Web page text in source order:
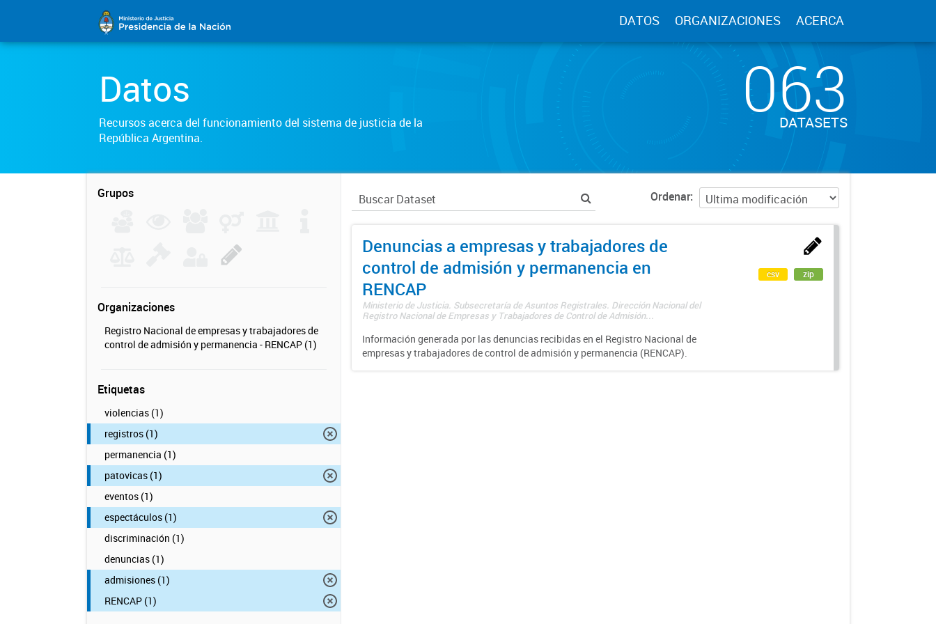
DATOS ORGANIZACIONES ACERCA
Datos
Recursos acerca del funcionamiento del sistema de justicia de la
República Argentina.
063
DATASETS
Grupos
Organizaciones
Registro Nacional de empresas y trabajadores de
control de admisión y permanencia - RENCAP (1)
Etiquetas
violencias (1)
registros (1)
permanencia (1)
patovicas (1)
eventos (1)
espectáculos (1)
discriminación (1)
denuncias (1)
admisiones (1)
RENCAP (1)
Ordenar
Denuncias a empresas y trabajadores de
control de admisión y permanencia en
RENCAP
Ministerio de Justicia. Subsecretaría de Asuntos Registrales. Dirección Nacional del
Registro Nacional de Empresas y Trabajadores de Control de Admisión...
Información generada por las denuncias recibidas en el Registro Nacional de
empresas y trabajadores de control de admisión y permanencia (RENCAP).
csv zip